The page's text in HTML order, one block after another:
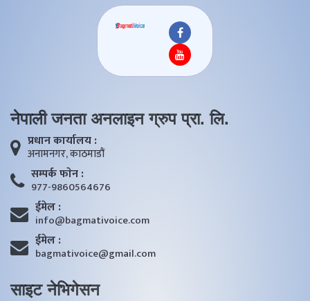
नेपाली जनता अनलाइन ग्रुप प्रा. लि.
प्रधान कार्यालय :
अनामनगर, काठमाडाैं
सम्पर्क फाेन :
977-9860564676
ईमेल :
info@bagmativoice.com
ईमेल :
bagmativoice@gmail.com
साइट नेभिगेसन